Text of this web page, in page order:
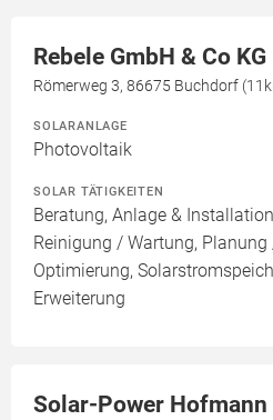
Rebele GmbH & Co KG
Römerweg 3, 86675 Buchdorf
SOLARANLAGE
Photovoltaik
SOLAR TÄTIGKEITEN
Beratung, Anlage &
Reinigung / Wartung,
Optimierung,
Erweiterung
Solar-Power Hofmann